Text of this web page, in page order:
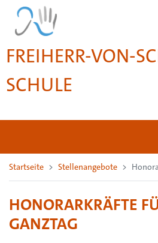
FREIHERR-VON-
SCHULE
Startseite Stellenangebote
HONORARKRÄFTE
GANZTAG